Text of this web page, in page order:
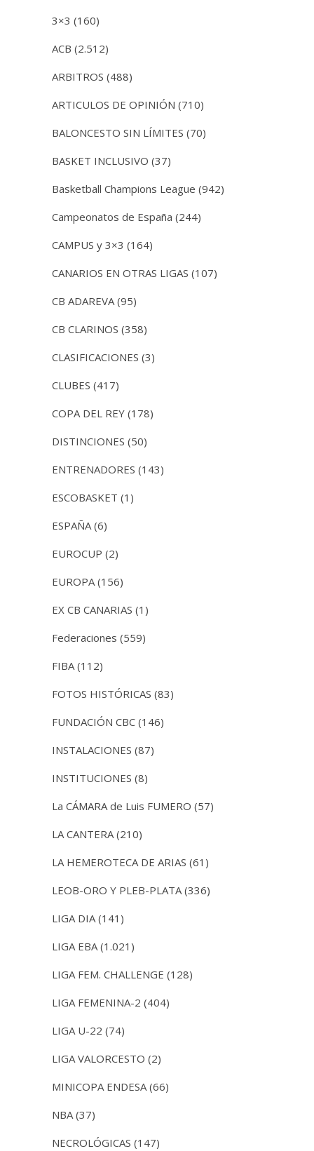
3×3 (160)
ACB (2.512)
ARBITROS (488)
ARTICULOS DE OPINIÓN (710)
BALONCESTO SIN LÍMITES (70)
BASKET INCLUSIVO (37)
Basketball Champions League (942)
Campeonatos de España (244)
CAMPUS y 3×3 (164)
CANARIOS EN OTRAS LIGAS (107)
CB ADAREVA (95)
CB CLARINOS (358)
CLASIFICACIONES (3)
CLUBES (417)
COPA DEL REY (178)
DISTINCIONES (50)
ENTRENADORES (143)
ESCOBASKET (1)
ESPAÑA (6)
EUROCUP (2)
EUROPA (156)
EX CB CANARIAS (1)
Federaciones (559)
FIBA (112)
FOTOS HISTÓRICAS (83)
FUNDACIÓN CBC (146)
INSTALACIONES (87)
INSTITUCIONES (8)
La CÁMARA de Luis FUMERO (57)
LA CANTERA (210)
LA HEMEROTECA DE ARIAS (61)
LEOB-ORO Y PLEB-PLATA (336)
LIGA DIA (141)
LIGA EBA (1.021)
LIGA FEM. CHALLENGE (128)
LIGA FEMENINA-2 (404)
LIGA U-22 (74)
LIGA VALORCESTO (2)
MINICOPA ENDESA (66)
NBA (37)
NECROLÓGICAS (147)